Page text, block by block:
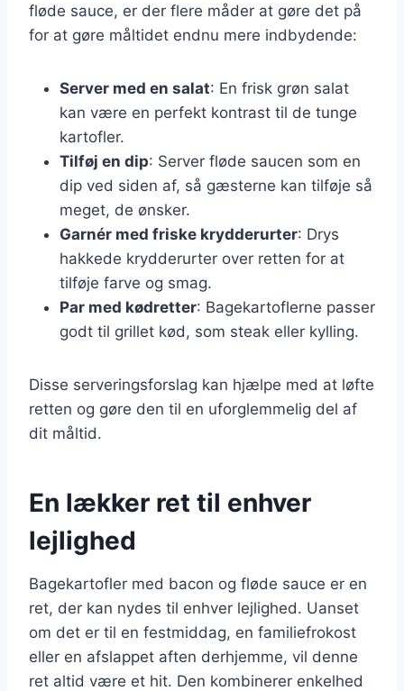
fløde sauce, er der flere måder at gøre det på
for at gøre måltidet endnu mere indbydende:
Server med en salat: En frisk grøn salat
kan være en perfekt kontrast til de tunge
kartofler.
Tilføj en dip: Server fløde saucen som en
dip ved siden af, så gæsterne kan tilføje så
meget, de ønsker.
Garnér med friske krydderurter: Drys
hakkede krydderurter over retten for at
tilføje farve og smag.
Par med kødretter: Bagekartoflerne passer
godt til grillet kød, som steak eller kylling.
Disse serveringsforslag kan hjælpe med at løfte
retten og gøre den til en uforglemmelig del af
dit måltid.
En lækker ret til enhver
lejlighed
Bagekartofler med bacon og fløde sauce er en
ret, der kan nydes til enhver lejlighed. Uanset
om det er til en festmiddag, en familiefrokost
eller en afslappet aften derhjemme, vil denne
ret altid være et hit. Den kombinerer enkelhed